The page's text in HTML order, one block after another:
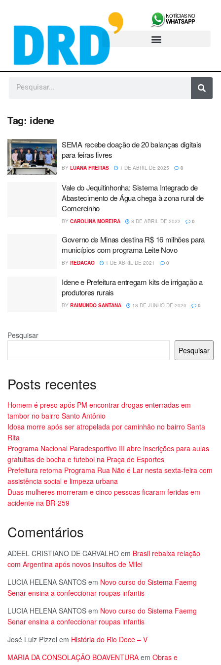
Tag: idene
SEMA recebe doação de 20 balanças digitais
para feiras livres
BY LUANA FREITAS 1 DE ABRIL DE 2025 0
Vale do Jequitinhonha: Sistema Integrado de
Abastecimento de Água chega à zona rural de
Comercinho
BY CAROLINA MOREIRA 8 DE ABRIL DE 2022 0
Governo de Minas destina R$ 16 milhões para
municípios com programa Leite Novo
BY REDACAO 1 DE ABRIL DE 2021 0
Idene e Prefeitura entregam kits de irrigação a
produtores rurais
BY RAIMUNDO SANTANA 18 DE JUNHO DE 2020 0
Pesquisar
Pesquisar
Posts recentes
Homem é preso após PM encontrar drogas enterradas em
tambor no bairro Santo Antônio
Idosa morre após ser atropelada por caminhão no bairro Santa
Rita
Programa Nacional Paradesportivo III abre inscrições para aulas
gratuitas de bocha e futebol na Praça de Esportes
Prefeitura retoma Programa Rua Não é Lar nesta sexta-feira com
assistência social e limpeza urbana
Duas mulheres morreram e cinco pessoas ficaram feridas em
acidente na BR-259
Comentários
ADEEL CRISTIANO DE CARVALHO em Brasil rebaixa relação
com Argentina após novos insultos de Milei
LUCIA HELENA SANTOS em Novo curso do Sistema Faemg
Senar ensina a confeccionar roupas infantis
LUCIA HELENA SANTOS em Novo curso do Sistema Faemg
Senar ensina a confeccionar roupas infantis
José Luiz Pizzol em História do Rio Doce – V
MARIA DA CONSOLAÇÃO BOAVENTURA em Obras e